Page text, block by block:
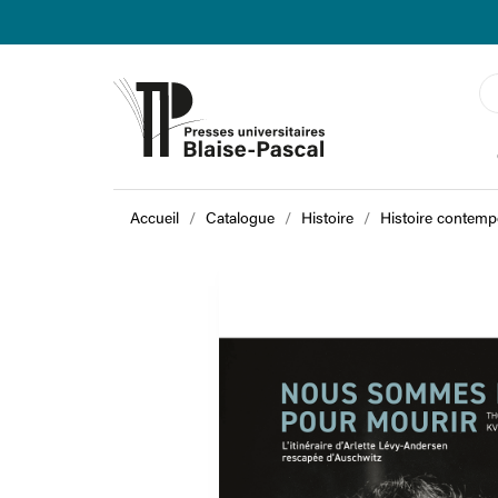
Accueil Catalogue Histoire Histoire